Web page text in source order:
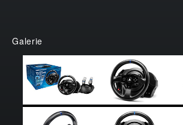
Galerie